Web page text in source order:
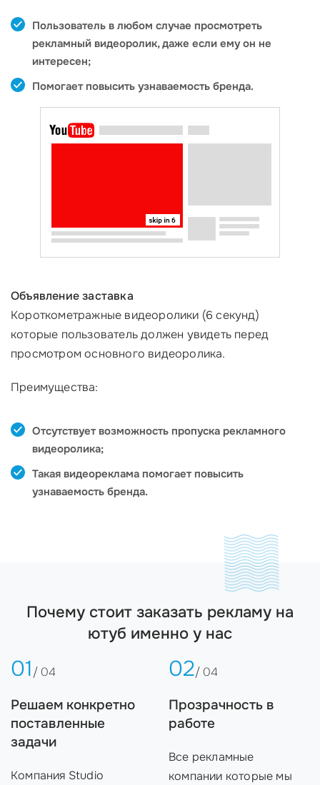
Пользователь в любом случае просмотреть
рекламный видеоролик, даже если ему он не
интересен;
Помогает повысить узнаваемость бренда.
Объявление заставка
Короткометражные видеоролики (6 секунд)
которые пользователь должен увидеть перед
просмотром основного видеоролика.
Преимущества:
Отсутствует возможность пропуска рекламного
видеоролика;
Такая видеореклама помогает повысить
узнаваемость бренда.
Почему стоит заказать рекламу на
ютуб именно у нас
01/ 04
Решаем конкретно
поставленные
задачи
Компания Studio
02/ 04
Прозрачность в
работе
Все рекламные
компании которые мы